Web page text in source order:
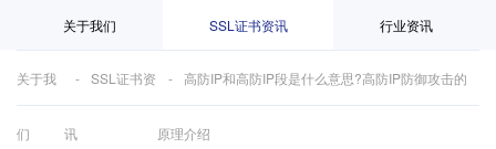
关于我们 SSL证书资讯 行业资讯
关于我
们
SSL证书资
讯
高防IP和高防IP段是什么意思?高防IP防御攻击的
原理介绍